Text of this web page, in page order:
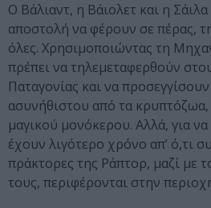
Ο Βάλιαντ, η Βάιολετ και η
αποστολή να φέρουν σε πέρας,
όλες. Χρησιμοποιώντας τη
πρέπει να τηλεμεταφερθούν
Παταγονίας και να
ασυνήθιστου από τα
μαγικού μονόκερου. Αλλά, για
έχουν λιγότερο χρόνο απ’ ό,τι
πράκτορες της Ράπτορ, μαζί με
τους, περιφέρονται στην